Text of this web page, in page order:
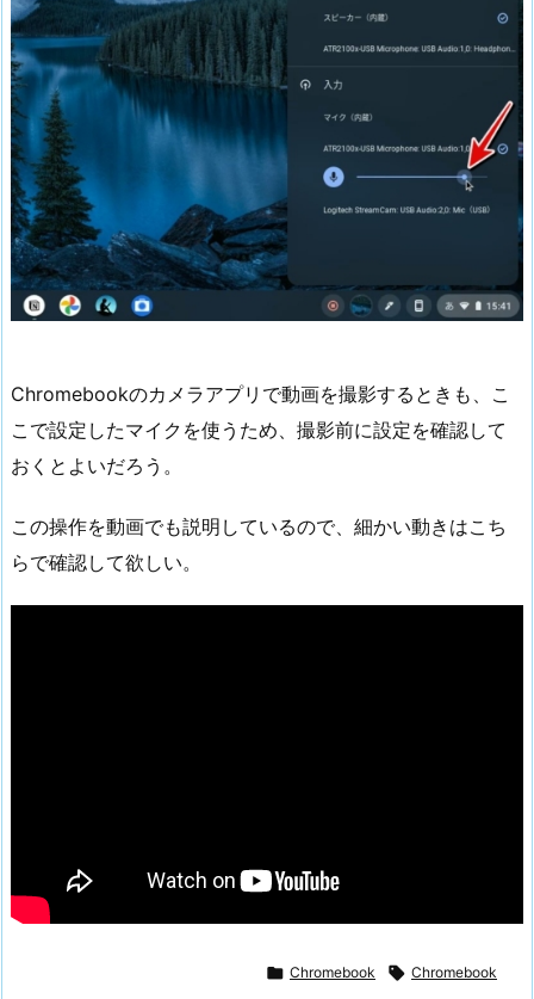
Chromebookのカメラアプリで動画を撮影するときも、こ
こで設定したマイクを使うため、撮影前に設定を確認して
おくとよいだろう。
この操作を動画でも説明しているので、細かい動きはこち
らで確認して欲しい。
 Chromebook  Chromebook